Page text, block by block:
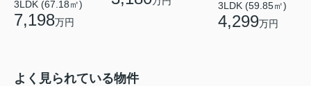
3LDK (67.18㎡)
7,198万円
3LDK (59.85㎡)
4,299万円
よく見られている物件